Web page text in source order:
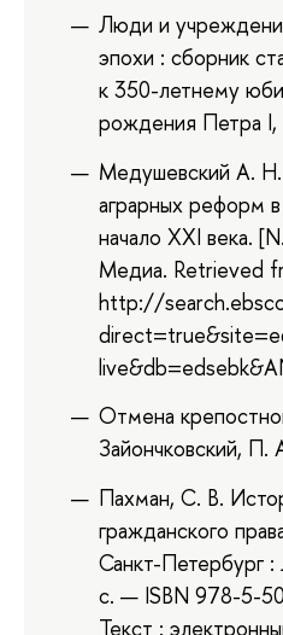
Люди и
эпохи : сборник
к 350-летнему
рождения Петра
Медушевский А.
аграрных реформ
начало XXI века.
Медиа. Retrieved
http://
Отмена
Зайончковский, П.
Пахман, С. В.
гражданского
Санкт-Петербург
с. — ISBN 978-5-
Текст :